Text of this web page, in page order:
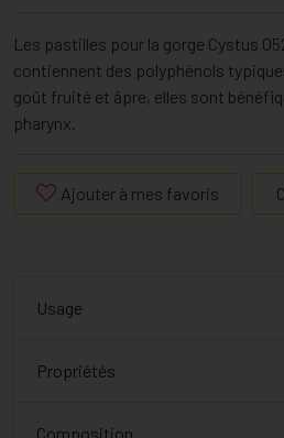
Les pastilles pour la gorge Cystus
contiennent des polyphénols
goût fruité et âpre, elles sont
pharynx.
Ajouter à mes favoris
Usage
Propriétés
Composition